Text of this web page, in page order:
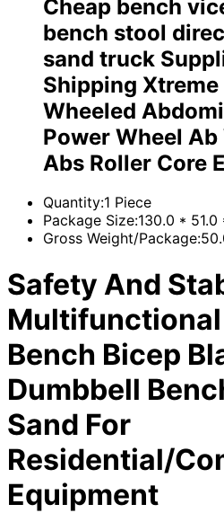
Cheap bench
bench stool
sand truck
Shipping
Wheeled
Power Wheel
Abs Roller Core
Quantity:1 Piece
Package Size:130.0 *
Gross Weight/
Safety And
Bench Bicep
Dumbbell
Sand For
Residential/
Equipment